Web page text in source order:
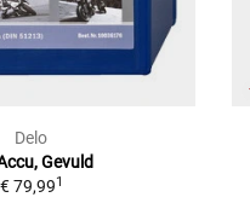
Delo
Gevuld
€ 79,991